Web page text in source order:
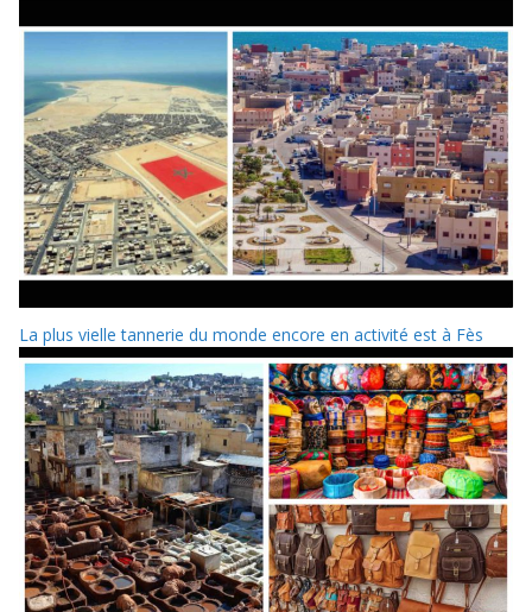
La plus vielle tannerie du monde encore en activité est à Fès